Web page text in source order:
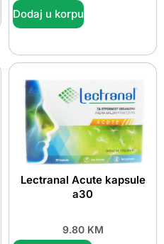
Dodaj u korpu
Lectranal Acute kapsule
a30
9.80 KM